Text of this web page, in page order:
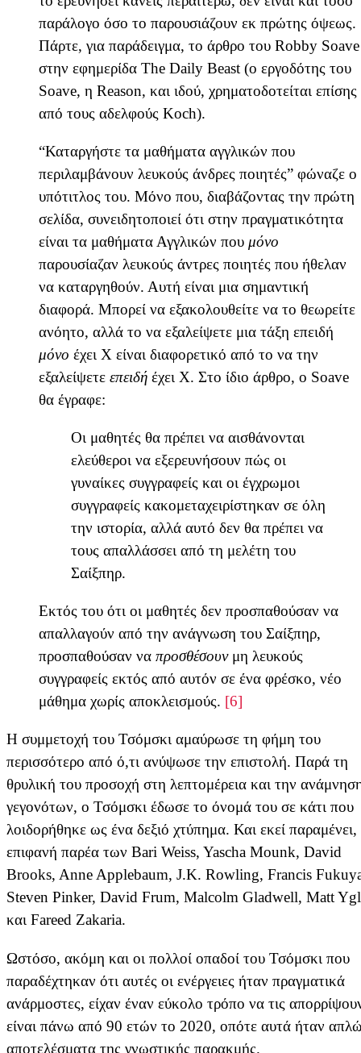
παράλογο όσο το παρουσιάζουν εκ πρώτης όψεως.
Πάρτε, για παράδειγμα, το άρθρο του Robby Soave
στην εφημερίδα The Daily Beast (ο εργοδότης του
Soave, η Reason, και ιδού, χρηματοδοτείται επίσης
από τους αδελφούς Koch).
“Καταργήστε τα μαθήματα αγγλικών που
περιλαμβάνουν λευκούς άνδρες ποιητές” φώναζε ο
υπότιτλος του. Μόνο που, διαβάζοντας την πρώτη
σελίδα, συνειδητοποιεί ότι στην πραγματικότητα
είναι τα μαθήματα Αγγλικών που μόνο
παρουσίαζαν λευκούς άντρες ποιητές που ήθελαν
να καταργηθούν. Αυτή είναι μια σημαντική
διαφορά. Μπορεί να εξακολουθείτε να το θεωρείτε
ανόητο, αλλά το να εξαλείψετε μια τάξη επειδή
μόνο έχει Χ είναι διαφορετικό από το να την
εξαλείψετε επειδή έχει Χ. Στο ίδιο άρθρο, ο Soave
θα έγραφε:
Οι μαθητές θα πρέπει να αισθάνονται
ελεύθεροι να εξερευνήσουν πώς οι
γυναίκες συγγραφείς και οι έγχρωμοι
συγγραφείς κακομεταχειρίστηκαν σε όλη
την ιστορία, αλλά αυτό δεν θα πρέπει να
τους απαλλάσσει από τη μελέτη του
Σαίξπηρ.
Εκτός του ότι οι μαθητές δεν προσπαθούσαν να
απαλλαγούν από την ανάγνωση του Σαίξπηρ,
προσπαθούσαν να προσθέσουνμη λευκούς
συγγραφείς εκτός από αυτόν σε ένα φρέσκο, νέο
μάθημα χωρίς αποκλεισμούς. [6]
Η συμμετοχή του Τσόμσκι αμαύρωσε τη φήμη του
περισσότερο από ό,τι ανύψωσε την επιστολή. Παρά τη
θρυλική του προσοχή στη λεπτομέρεια και την
γεγονότων, ο Τσόμσκι έδωσε το όνομά του σε κάτι που
λοιδορήθηκε ως ένα δεξιό χτύπημα. Και εκεί
επιφανή παρέα των Bari Weiss, Yascha Mounk, David
Brooks, Anne Applebaum, J.K. Rowling, Francis
Steven Pinker, David Frum, Malcolm Gladwell, Matt
και Fareed Zakaria.
Ωστόσο, ακόμη και οι πολλοί οπαδοί του Τσόμσκι που
παραδέχτηκαν ότι αυτές οι ενέργειες ήταν πραγματικά
ανάρμοστες, είχαν έναν εύκολο τρόπο να τις
είναι πάνω από 90 ετών το 2020, οπότε αυτά ήταν
αποτελέσματα της γνωστικής παρακμής.